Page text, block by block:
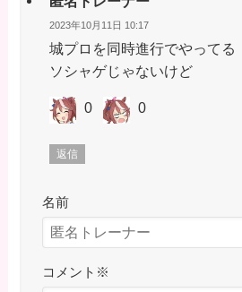
2023年10月11日 10:17
城プロを同時進行でやってる
ソシャゲじゃないけど
0 0
返信
名前
コメント ※